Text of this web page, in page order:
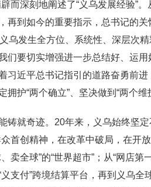
而深刻地阐述了“义乌发展经验”
再到如今的重要指示，总书记的
乌发生全方位、系统性、深层次
们要切实增强进一步总结好、运用
习近平总书记指引的道路奋勇前
护“两个确立”、坚决做到“两个维
就奇迹。20年来，义乌始终坚定
众首创精神，在改革中破局，在开
卖全球”的“世界超市”；从“网店
义支付”跨境结算平台，再到义乌